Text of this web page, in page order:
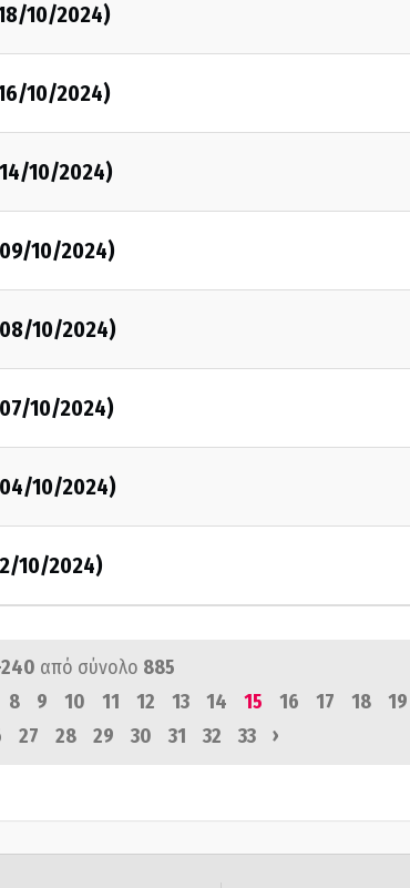
10/2024)
10/2024)
10/2024)
10/2024)
10/2024)
10/2024)
10/2024)
10/2024)
από σύνολο 885
8 9 10 11 12 13 14 15 16 17 18 19
27 28 29 30 31 32 33 ›